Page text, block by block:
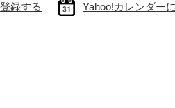
録する Yahoo!カレンダー